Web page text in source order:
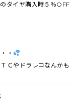
タイヤ購入時５％OFF
・
Ｃやドラレコなんかも